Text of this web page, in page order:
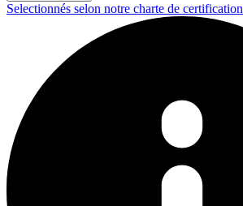
Selectionnés selon notre charte de certification